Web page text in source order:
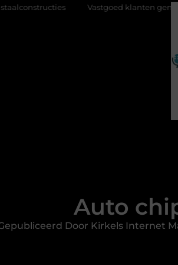
Vastgoed klanten genereren met online
Auto
Door Kirkels Internet